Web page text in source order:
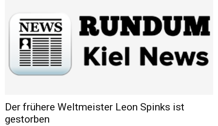
Der frühere Weltmeister Leon Spinks ist
gestorben